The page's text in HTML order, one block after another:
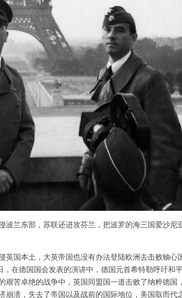
波兰东部，苏联还进攻芬兰，把波罗的海三国爱沙尼
英国本土，大英帝国也没有办法登陆欧洲去击败轴心
在德国国会发表的演讲中，德国元首希特勒呼吁和
艰苦卓绝的战争中，英国同盟国一道击败了纳粹德国
崩溃，失去了帝国以及战前的国际地位，美国取而代